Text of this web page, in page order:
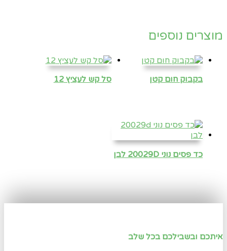
מוצרים נוספים
בקבוק חום קטן סל קש לעציץ 12
כד פסים נוני 20029D לבן
איתכם ובשבילכם בכל שלב